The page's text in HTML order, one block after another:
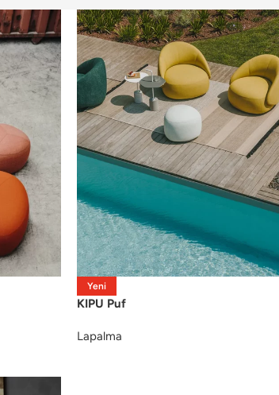
Yeni
KIPU Puf
Lapalma